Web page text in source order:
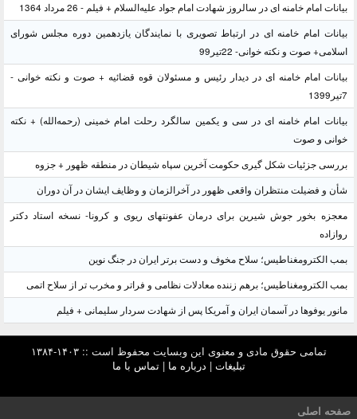
بیانات امام خامنه ای در سالروز شهادت امام جواد علیه‌السلام + فیلم - 26 مرداد 1364
بیانات امام خامنه ای در ارتباط تصویری با نمایندگان یازدهمین دوره مجلس شورای
اسلامی+ صوت و نکته خوانی- 22تیر99
بیانات امام خامنه ای در دیدار رئیس و مسئولان قوه قضائیه + صوت و نکته خوانی -
7تیر1399
بیانات امام خامنه ای در سی و یکمین سالگرد رحلت امام خمینی (رحمه‌الله) + نکته
خوانی و صوت
بررسی جزئیات شکل گیری حکومت آخرین سپاه شیطان در منطقه ظهور + جزوه
شأن و فضیلت منتظران واقعی ظهور در آخرالزمان و وظایف ایشان در آن دوران
معجزه بخور جوش شیرین برای درمان عفونتهای ریوی و کرونا- نسخه استاد دکتر
روازاده
بمب الکترومغناطیس؛ سلاح مخوف و دست برتر ایران در جنگ نوین
بمب الکترومغناطیس؛ برهم زننده معادلات نظامی و فراتر و مخرب تر از سلاح اتمی
مانور یوفوها در آسمان ایران و آمریکا پس از شهادت سردار سلیمانی + فیلم
تمامی حقوق مادی و معنوی این وبسایت محفوظ است :: ۱۴۰۳-۱۳۸۴
تبلیغات | درباره ما |تماس با ما
صفحه اصلی